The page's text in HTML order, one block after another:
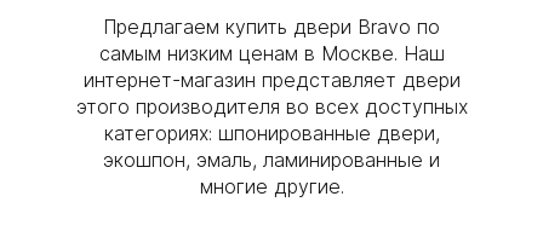
Предлагаем купить двери Bravo по
самым низким ценам в Москве. Наш
интернет-магазин представляет двери
этого производителя во всех доступных
категориях: шпонированные двери,
экошпон, эмаль, ламинированные и
многие другие.